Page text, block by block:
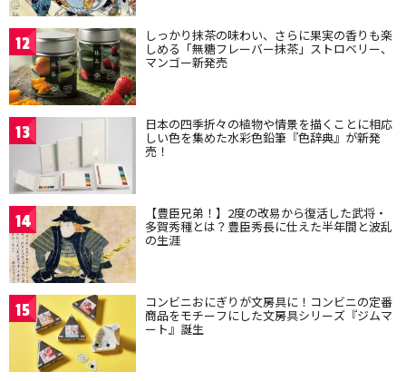
12 しっかり抹茶の味わい、さらに果実の香りも楽
しめる「無糖フレーバー抹茶」ストロベリー、
マンゴー新発売
13 日本の四季折々の植物や情景を描くことに相応
しい色を集めた水彩色鉛筆『色辞典』が新発
売！
14 【豊臣兄弟！】2度の改易から復活した武将・
多賀秀種とは？豊臣秀長に仕えた半年間と波乱
の生涯
15 コンビニおにぎりが文房具に！コンビニの定番
商品をモチーフにした文房具シリーズ『ジムマ
ート』誕生